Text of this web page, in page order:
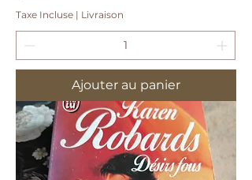
Taxe Incluse | Livraison
Ajouter au panier